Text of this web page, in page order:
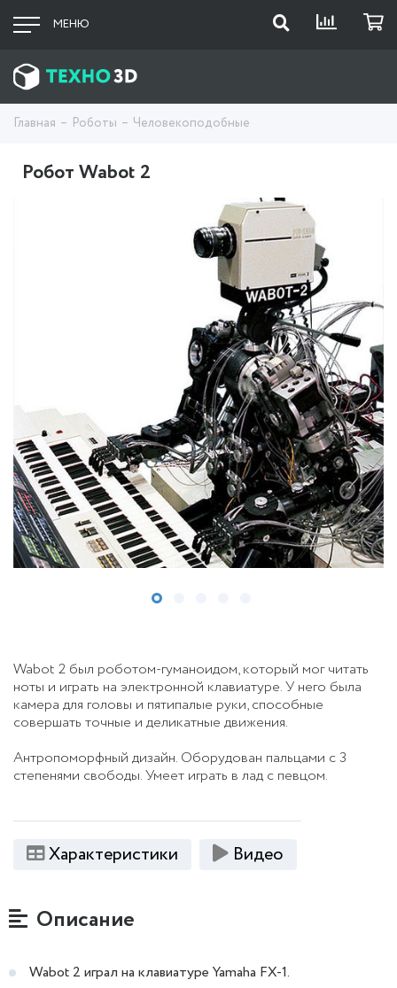
МЕНЮ
Главная Роботы Человекоподобные
Робот Wabot 2
Wabot 2 был роботом-гуманоидом, который мог читать
ноты и играть на электронной клавиатуре. У него была
камера для головы и пятипалые руки, способные
совершать точные и деликатные движения.
Антропоморфный дизайн. Оборудован пальцами с 3
степенями свободы. Умеет играть в лад с певцом.
Характеристики Видео
Описание
Wabot 2 играл на клавиатуре Yamaha FX-1.